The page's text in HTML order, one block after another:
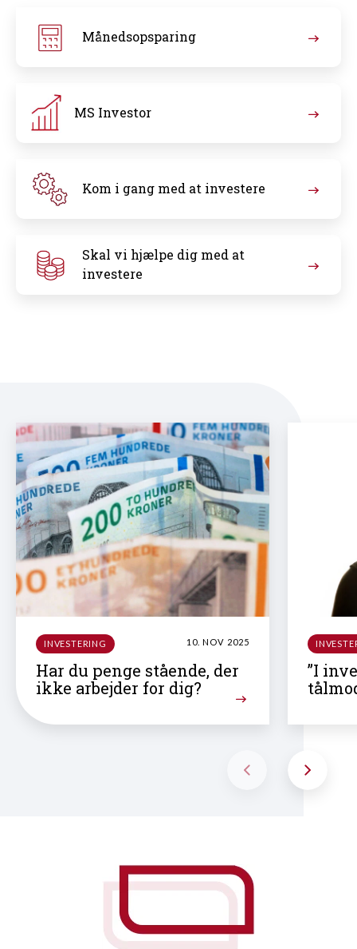
Månedsopsparing
MS Investor
Kom i gang med at investere
Skal vi hjælpe dig med at
investere
INVESTERING 10. NOV 2025
Har du penge stående, der
ikke arbejder for dig?
”I